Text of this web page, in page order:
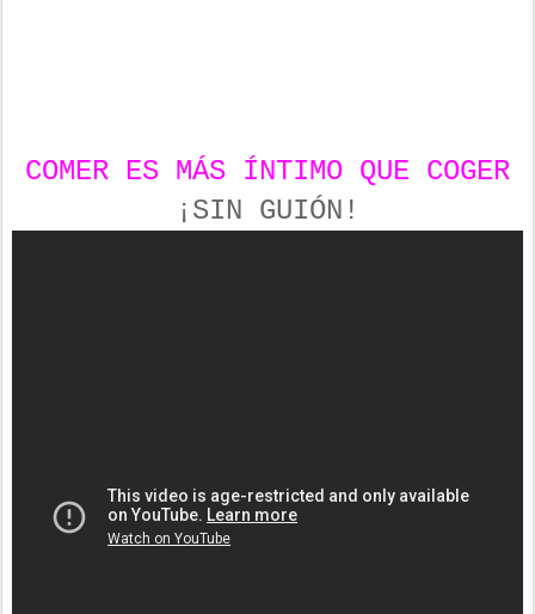
COMER ES MÁS ÍNTIMO QUE COGER
¡SIN GUIÓN!